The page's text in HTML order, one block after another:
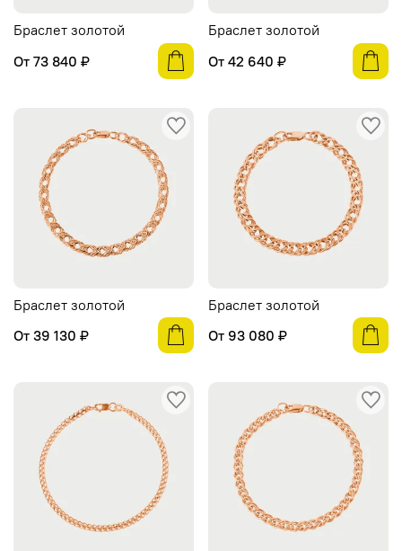
Браслет золотой
От 73 840 ₽
Браслет золотой
От 42 640 ₽
Браслет золотой
От 39 130 ₽
Браслет золотой
От 93 080 ₽